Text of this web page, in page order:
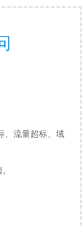
、流量超标、域